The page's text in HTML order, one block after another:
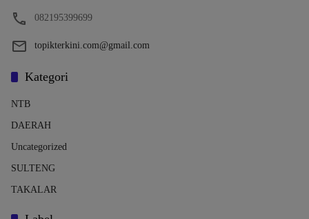
082195399699
topikterkini.com@gmail.com
Kategori
NTB
DAERAH
Uncategorized
SULTENG
TAKALAR